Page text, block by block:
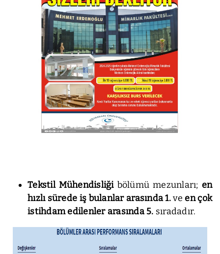
Tekstil Mühendisliğibölümü mezunları; en
hızlı sürede iş bulanlar arasında 1.ve en çok
istihdam edilenler arasında5. sıradadır.